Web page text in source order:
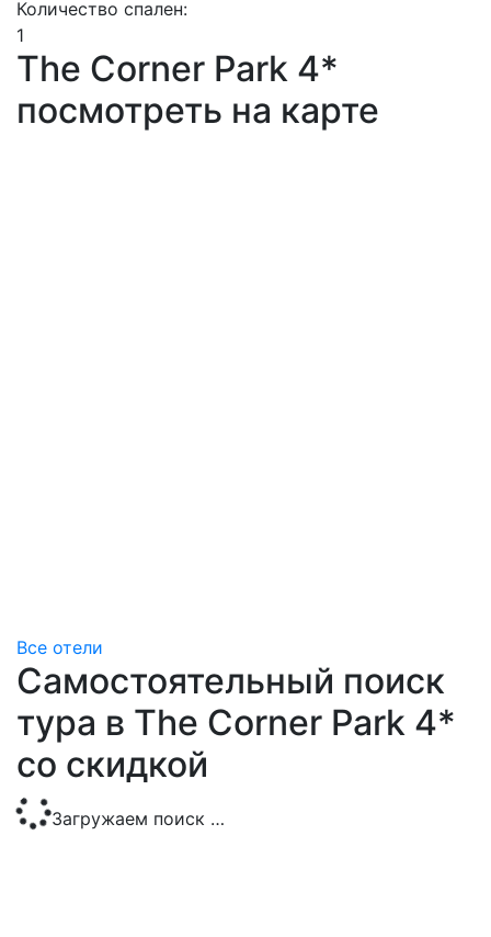
Количество спален:
1
The Corner Park 4*
посмотреть на карте
Все отели
Самостоятельный поиск
тура в The Corner Park 4*
со скидкой
Загружаем поиск …